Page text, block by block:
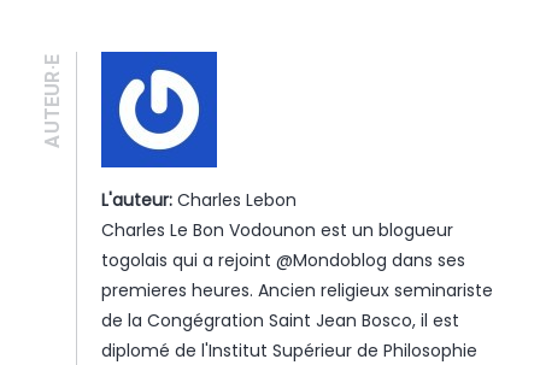
AUTEUR·E
L'auteur: Charles Lebon
Charles Le Bon Vodounon est un blogueur
togolais qui a rejoint @Mondoblog dans ses
premieres heures. Ancien religieux seminariste
de la Congégration Saint Jean Bosco, il est
diplomé de l'Institut Supérieur de Philosophie